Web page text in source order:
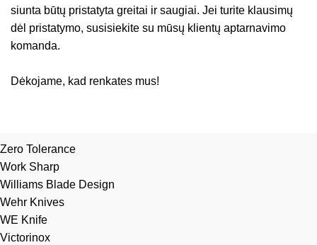
siunta būtų pristatyta greitai ir saugiai. Jei turite klausimų
dėl pristatymo, susisiekite su mūsų klientų aptarnavimo
komanda.
Dėkojame, kad renkates mus!
Zero Tolerance
Work Sharp
Williams Blade Design
Wehr Knives
WE Knife
Victorinox